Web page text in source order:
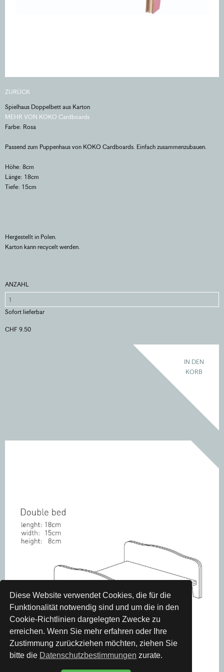
Diese Website verwendet Cookies, die für die
Funktionalität notwendig sind und um die in den
Cookie-Richtlinien dargelegten Zwecke zu
erreichen. Wenn Sie mehr erfahren oder Ihre
Zustimmung zurückziehen möchten, ziehen Sie
bitte die Datenschutzbestimmungen zurate.
ZURÜCK
Spielhaus Doppelbett aus Karton
MEHR VON KOKO Cardboards
Farbe: Rosa
Passend zum Puppenhaus von KOKO Cardboards. Einfach zusammenzubauen.
Höhe: 8cm
Länge: 18cm
Tiefe: 15cm
Hergestellt in Polen.
Karton kann recycelt werden.
ANZAHL
Sofort lieferbar
CHF 9.50
IN DEN
KORB